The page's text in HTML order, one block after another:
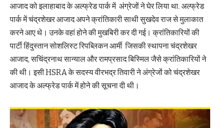
आजाद को इलाहाबाद के अल्फ्रेड पार्क में अंग्रेजों ने घेर लिया था. अल्फ्रेड
पार्क में चंद्रशेखर आजाद अपने क्रांतिकारी साथी सुखदेव राज से मुलाकात
करने आए थे। उनके वहां होने की मुखबिरी कर दी गई। क्रांतिकारियों की
पार्टी हिंदुस्तान सोशलिस्ट रिपब्लिकन आर्मी जिसकी स्थापना चंद्रशेखर
आजाद, सचिंद्रनाथ सान्याल और रामप्रसाद बिस्मिल जैसे क्रांतिकारियों ने
की थी। इसी HSRA के सदस्य वीरभद्र तिवारी ने अंग्रेजों को चंद्रशेखर
आजाद के अल्फ्रेड पार्क में होने की सूचना दी थी।